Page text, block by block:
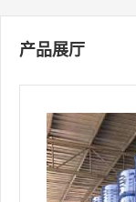
产品展厅